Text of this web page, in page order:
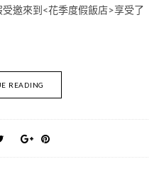
邀來到<花季度假飯店>享受了
READING